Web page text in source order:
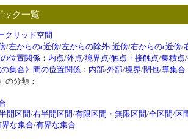
ク一覧
クリッド空間
/左からのε近傍/左からの除外ε近傍/右からのε近傍/
位置関係 ： 内点/外点/境界点/触点・接触点/集積点/
集合》間の位置関係 ： 内部/外部/境界/閉包/導集合
の分類：
開区間/右半開区間/有限区間・無限区間/全区間/区
界な集合/有界な集合